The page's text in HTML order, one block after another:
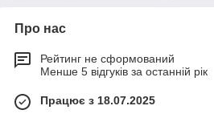
Про нас
Рейтинг не сформований
Менше 5 відгуків за останній рік
Працює з 18.07.2025